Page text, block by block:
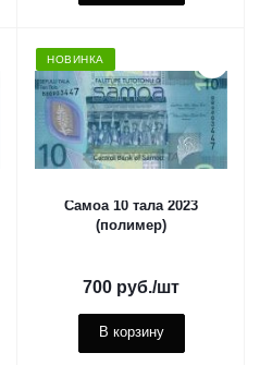
НОВИНКА
Самоа 10 тала 2023
(полимер)
700 руб./шт
В корзину